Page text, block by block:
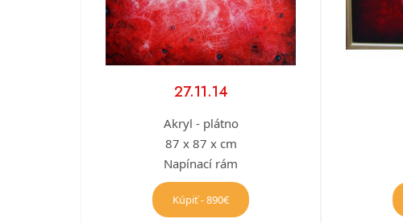
27.11.14
Akryl - plátno
87 x 87 x cm
Napínací rám
Kúpiť - 890€